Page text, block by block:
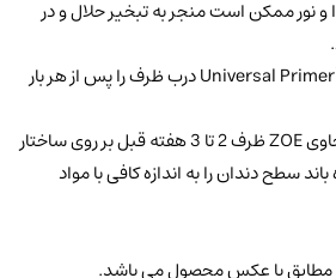
نور ممکن است منجر به تبخیر حلال و در
7_ برای جلوگیری از تبخیر ™Universal Primer درب ظرف را پس از هر بار
8_ در صورت استفاده مواد حاوی ZOE ظرف 2 تا 3 هفته قبل بر روی ساختار
سطح دندان را به اندازه کافی با مواد